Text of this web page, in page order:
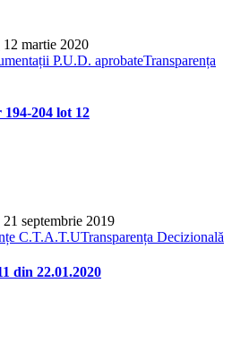
12 martie 2020
P.U.D. aprobateTransparența
204 lot 12
21 septembrie 2019
C.T.A.T.UTransparența Decizională
din 22.01.2020